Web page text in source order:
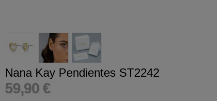
Nana Kay Pendientes ST2242
59,90 €